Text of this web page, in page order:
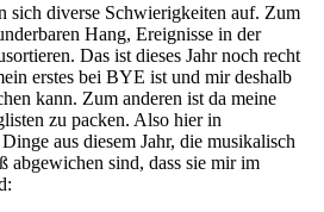
sich diverse Schwierigkeiten auf. Zum
Hang, Ereignisse in der
Das ist dieses Jahr noch recht
erstes bei BYE ist und mir deshalb
kann. Zum anderen ist da meine
zu packen. Also hier in
aus diesem Jahr, die musikalisch
abgewichen sind, dass sie mir im